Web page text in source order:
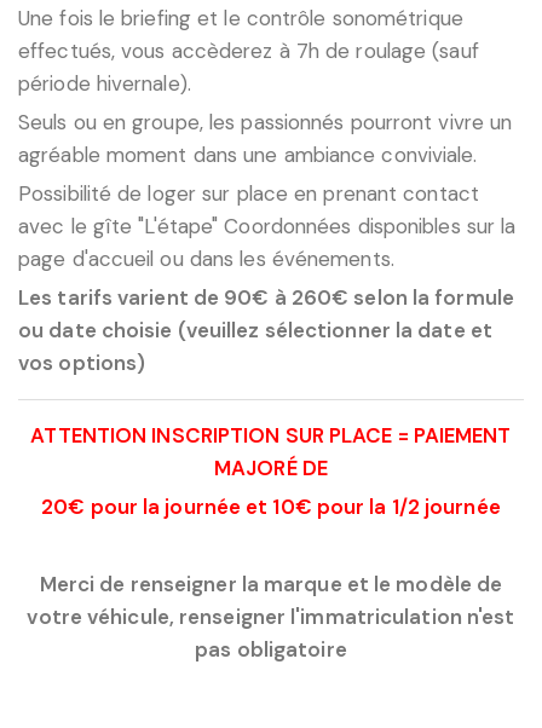
Une fois le briefing et le contrôle sonométrique
effectués, vous accèderez à 7h de roulage (sauf
période hivernale).
Seuls ou en groupe, les passionnés pourront vivre un
agréable moment dans une ambiance conviviale.
Possibilité de loger sur place en prenant contact
avec le gîte "L'étape" Coordonnées disponibles sur la
page d'accueil ou dans les événements.
Les tarifs varient de 90€ à 260€ selon la formule
ou date choisie (veuillez sélectionner la date et
vos options)
ATTENTION INSCRIPTION SUR PLACE = PAIEMENT
MAJORÉ DE
20€ pour la journée et 10€ pour la 1/2 journée
Merci de renseigner la marque et le modèle de
votre véhicule, renseigner l'immatriculation n'est
pas obligatoire